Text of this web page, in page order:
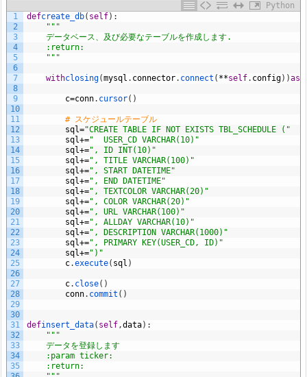
Python
1
2
3
4
5
6
7
8
9
10
11
12
13
14
15
16
17
18
19
20
21
22
23
24
25
26
27
28
29
30
31
32
33
34
35
defcreate_db( self) :
"""
データベース、及び必要なテーブルを作成します.
:return:
"""
withclosing(mysql . connector. connect ( **self. config) )as
c=conn. cursor( )
# スケジュールテーブル
sql="CREATE TABLE IF NOT EXISTS TBL_SCHEDULE ("
sql+="  USER_CD VARCHAR(10)"
sql+=", ID INT(10)"
sql+=", TITLE VARCHAR(100)"
sql+=", START DATETIME"
sql+=", END DATETIME"
sql+=", TEXTCOLOR VARCHAR(20)"
sql+=", COLOR VARCHAR(20)"
sql+=", URL VARCHAR(100)"
sql+=", ALLDAY VARCHAR(10)"
sql+=", DESCRIPTION VARCHAR(1000)"
sql+=", PRIMARY KEY(USER_CD, ID)"
sql+=")"
c.execute( sql )
c. close( )
conn. commit ( )
definsert_data( self,data) :
"""
データを登録します
:param ticker:
:return: